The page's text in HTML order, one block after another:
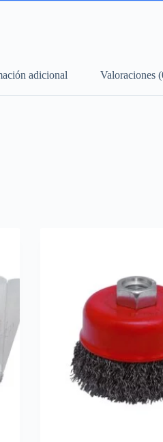
adicional Valoraciones